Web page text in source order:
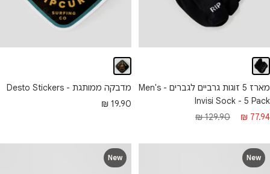
מארז 5 זוגות גרביים לגברים - Men's
Invisi Sock - 5 Pack
מחיר מבצע
77.94 ₪ מחיר רגיל
129.90 ₪
מדבקה ממותגת - Desto Stickers
מחיר מבצע
19.90 ₪
New
New